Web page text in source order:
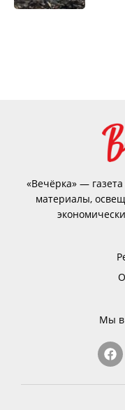
«Вечёрка» —
материалы,
Мы в